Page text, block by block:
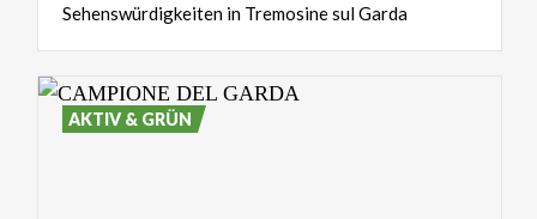
Sehenswürdigkeiten in TremosinesulGarda
AKTIV & GRÜN